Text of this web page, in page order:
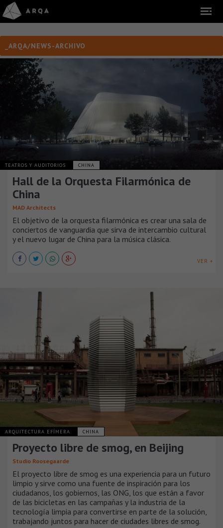
_ARQA/NEWS-ARCHIVO
TEATROS Y AUDITORIOS CHINA
Hall de la Orquesta Filarmónica de
China
MAD Architects
El objetivo de la orquesta filarmónica es crear una sala de
conciertos de vanguardia que sirva de intercambio cultural
y el nuevo lugar de China para la música clásica.
VER +
ARQUITECTURA EFÍMERA CHINA
Proyecto libre de smog, en Beijing
Studio Roosegaarde
El proyecto libre de smog es una experiencia para un futuro
limpio y sirve como una fuente de inspiración para los
ciudadanos, los gobiernos, las ONG, los que están a favor
de las bicicletas en las campañas y la industria de la
tecnología limpia para convertirse en parte de la solución,
trabajando juntos para hacer de ciudades libres de smog.